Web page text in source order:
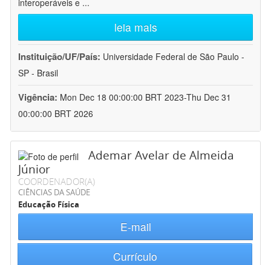
interoperáveis e ...
leia mais
Instituição/UF/País: Universidade Federal de São Paulo -
SP - Brasil
Vigência: Mon Dec 18 00:00:00 BRT 2023-Thu Dec 31
00:00:00 BRT 2026
Ademar Avelar de Almeida
Júnior
COORDENADOR(A)
CIÊNCIAS DA SAÚDE
Educação Física
E-mail
Currículo